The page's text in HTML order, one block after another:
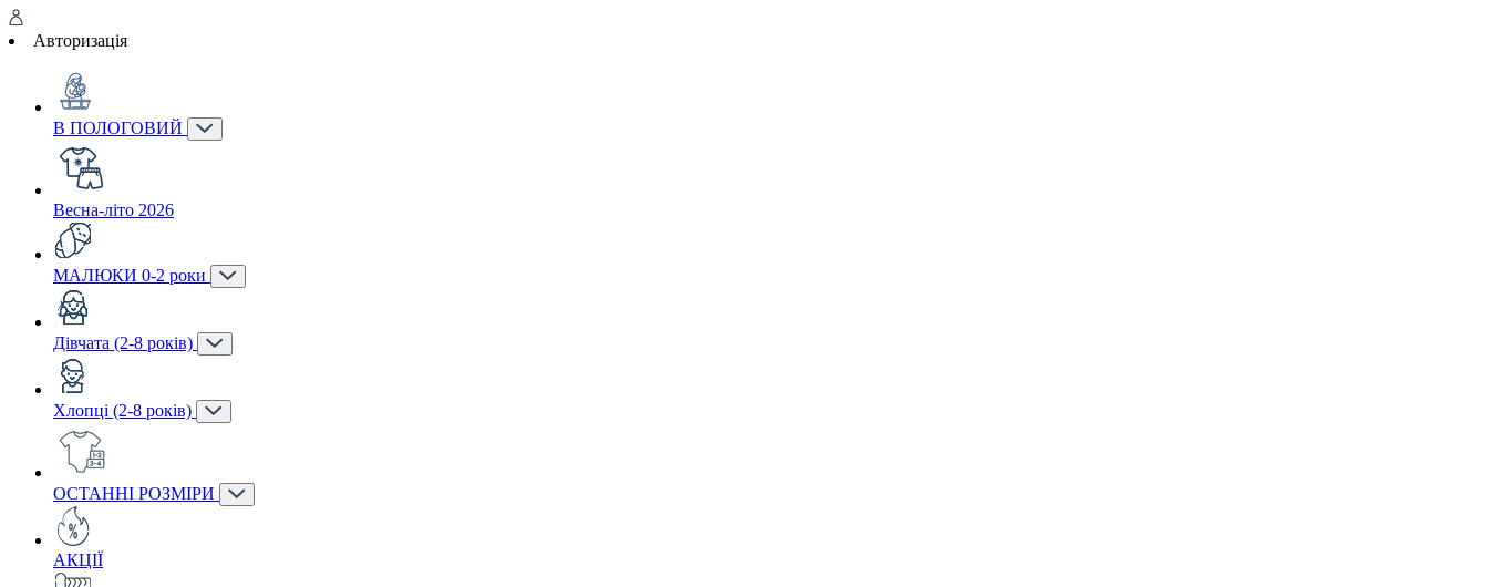
Авторизація
В ПОЛОГОВИЙ
Весна-літо 2026
МАЛЮКИ 0-2 роки
Дівчата (2-8 років)
Хлопці (2-8 років)
ОСТАННІ РОЗМІРИ
АКЦІЇ